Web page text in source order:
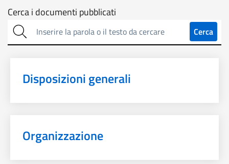
Cerca
sulla
Cerca i documenti pubblicati
Cerca
Disposizioni generali
Organizzazione